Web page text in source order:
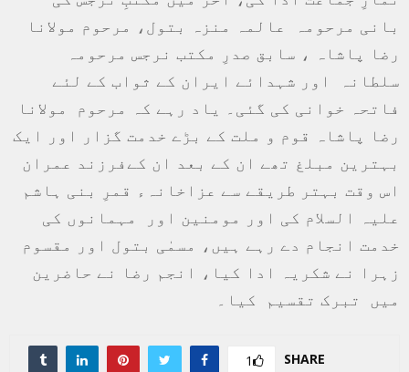
بانی مرحومہ عالمہ منزہ بتول، مرحوم مولانا
رضا پاشاہ ، سابق صدرِ مکتب نرجس مرحومہ
سلطانہ اور شہدائے ایران کے ثواب کے لئے
فاتحہ خوانی کی گئی۔ یاد رہے کہ مرحوم مولانا
رضا پاشاہ قوم و ملت کے بڑے خدمت گزار اور ایک
بہترین مبلغ تھے ان کے بعد ان کےفرزند عمران
اس وقت بہتر طریقے سے عزاخانہء قمرِ بنی ہاشم
علیہ السلام کی اور مومنین اور مہمانوں کی
خدمت انجام دے رہے ہیں، مسمٰی بتول اور مقسوم
زہرا نے شکریہ ادا کیا، انجم رضا نے حاضرین
میں تبرک تقسیم کیا۔
SHARE
1